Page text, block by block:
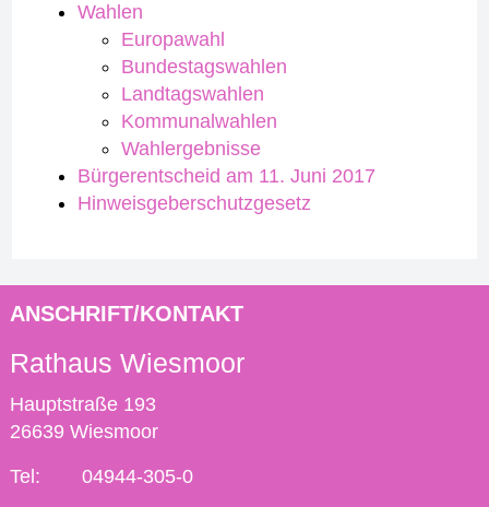
Wahlen
Europawahl
Bundestagswahlen
Landtagswahlen
Kommunalwahlen
Wahlergebnisse
Bürgerentscheid am 11. Juni 2017
Hinweisgeberschutzgesetz
ANSCHRIFT/KONTAKT
Rathaus Wiesmoor
Hauptstraße 193
26639 Wiesmoor
Tel: 04944-305-0